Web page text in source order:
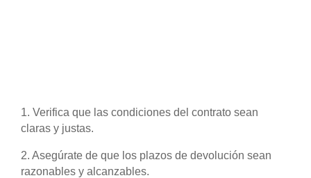
1. Verifica que las condiciones del contrato sean
claras y justas.
2. Asegúrate de que los plazos de devolución sean
razonables y alcanzables.